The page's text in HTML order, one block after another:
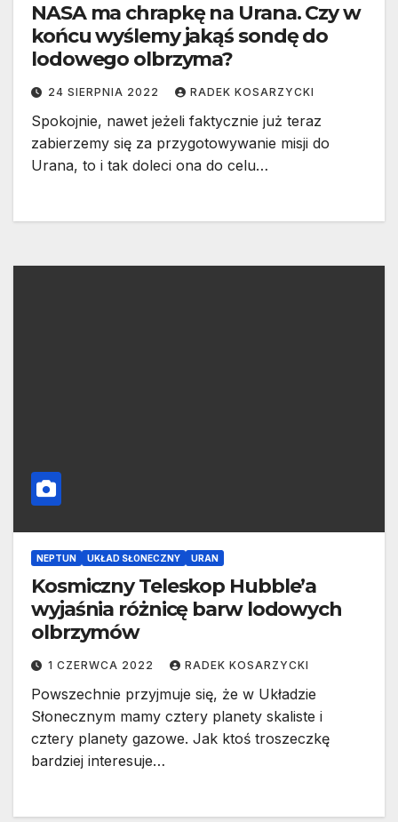
NASA ma chrapkę na Urana. Czy w
końcu wyślemy jakąś sondę do
lodowego olbrzyma?
24 SIERPNIA 2022 RADEK KOSARZYCKI
Spokojnie, nawet jeżeli faktycznie już teraz
zabierzemy się za przygotowywanie misji do
Urana, to i tak doleci ona do celu…
NEPTUN UKŁAD SŁONECZNY URAN
Kosmiczny Teleskop Hubble’a
wyjaśnia różnicę barw lodowych
olbrzymów
1 CZERWCA 2022 RADEK KOSARZYCKI
Powszechnie przyjmuje się, że w Układzie
Słonecznym mamy cztery planety skaliste i
cztery planety gazowe. Jak ktoś troszeczkę
bardziej interesuje…